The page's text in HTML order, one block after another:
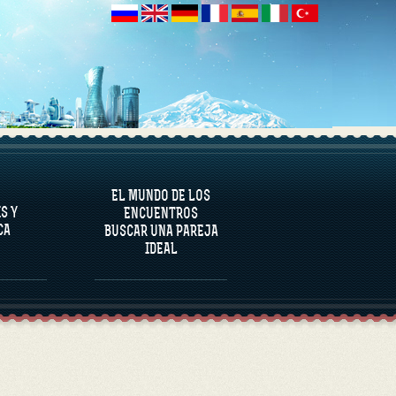
Y
EL MUNDO DE LOS
ENCUENTROS
BUSCAR UNA PAREJA
IDEAL